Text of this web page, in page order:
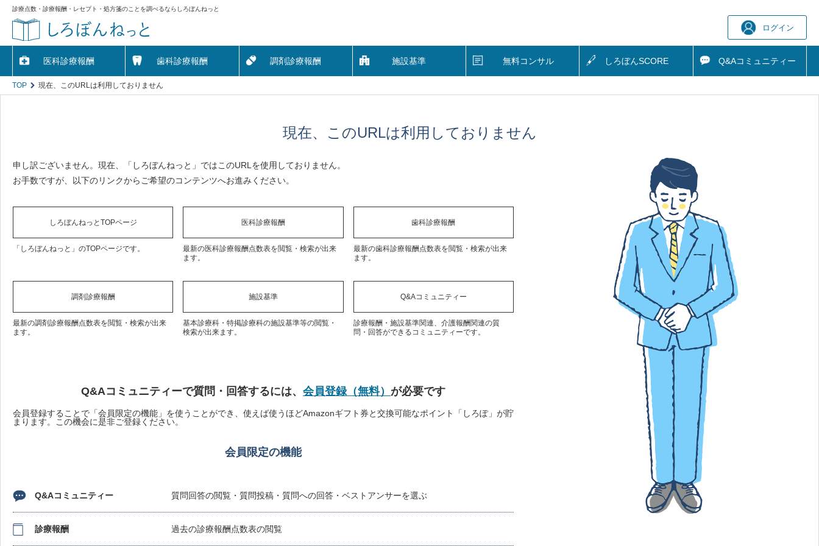
診療点数・診療報酬・レセプト・処方箋のことを調べるならしろぼんねっと
ログイン
医科診療報酬 歯科診療報酬 調剤診療報酬 施設基準 無料コンサル しろぼんSCORE Q&Aコミュニティー
TOP 現在、このURLは利用しておりません
現在、このURLは利用しておりません
申し訳ございません。現在、「しろぼんねっと」ではこのURLを使用しておりません。
お手数ですが、以下のリンクからご希望のコンテンツへお進みください。
しろぼんねっとTOPページ
「しろぼんねっと」のTOPページです。
医科診療報酬
最新の医科診療報酬点数表を閲覧・検索が出来
ます。
歯科診療報酬
最新の歯科診療報酬点数表を閲覧・検索が出来
ます。
調剤診療報酬
最新の調剤診療報酬点数表を閲覧・検索が出来
ます。
施設基準
基本診療科・特掲診療科の施設基準等の閲覧・
検索が出来ます。
Q&Aコミュニティー
診療報酬・施設基準関連、介護報酬関連の質
問・回答ができるコミュニティーです。
Q&Aコミュニティーで質問・回答するには、 会員登録（無料） が必要です
会員登録することで「会員限定の機能」を使うことができ、使えば使うほどAmazonギフト券と交換可能なポイント「しろぽ」が貯
まります。この機会に是非ご登録ください。
会員限定の機能
Q&Aコミュニティー 質問回答の閲覧・質問投稿・質問への回答・ベストアンサーを選ぶ
診療報酬 過去の診療報酬点数表の閲覧